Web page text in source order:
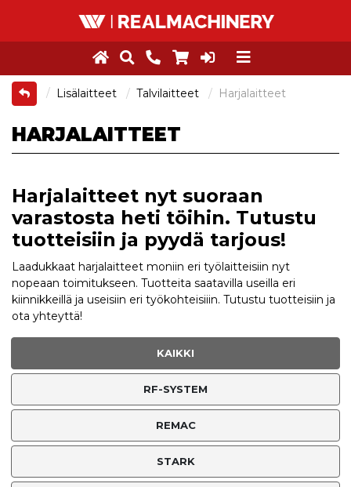
Lisälaitteet Talvilaitteet Harjalaitteet
HARJALAITTEET
Harjalaitteet nyt suoraan
varastosta heti töihin. Tutustu
tuotteisiin ja pyydä tarjous!
Laadukkaat harjalaitteet moniin eri työlaitteisiin nyt
nopeaan toimitukseen. Tuotteita saatavilla useilla eri
kiinnikkeillä ja useisiin eri työkohteisiiin. Tutustu tuotteisiin ja
ota yhteyttä!
KAIKKI
RF-SYSTEM
REMAC
STARK